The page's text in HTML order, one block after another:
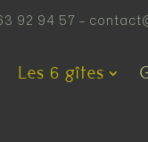
92 94 57 –
Les 6 gîtes